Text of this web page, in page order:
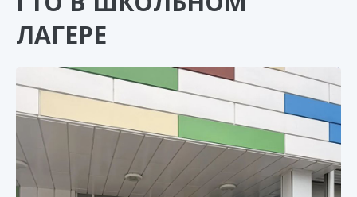
ЛАГЕРЕ